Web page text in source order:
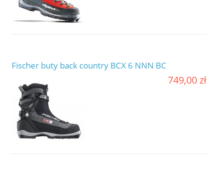
Fischer buty back country BCX 6 NNN BC
749,00 zł